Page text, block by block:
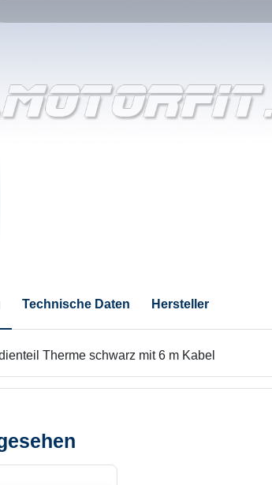
Technische Daten Hersteller
Therme schwarz mit 6 m Kabel